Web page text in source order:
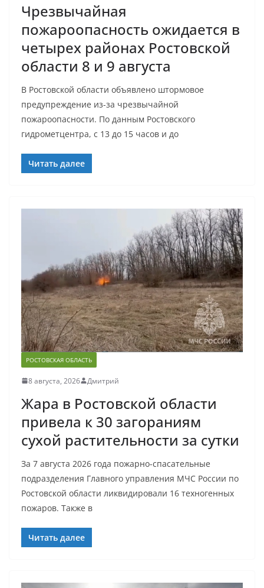
Чрезвычайная
пожароопасность ожидается в
четырех районах Ростовской
области 8 и 9 августа
В Ростовской области объявлено штормовое
предупреждение из-за чрезвычайной
пожароопасности. По данным Ростовского
гидрометцентра, с 13 до 15 часов и до
Читать далее
РОСТОВСКАЯ ОБЛАСТЬ
8 августа, 2026 Дмитрий
Жара в Ростовской области
привела к 30 загораниям
сухой растительности за сутки
За 7 августа 2026 года пожарно-спасательные
подразделения Главного управления МЧС России по
Ростовской области ликвидировали 16 техногенных
пожаров. Также в
Читать далее